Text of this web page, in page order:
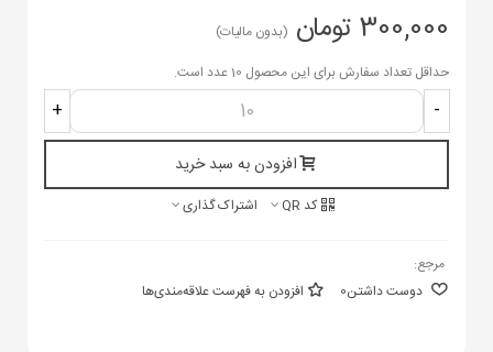
300,000 تومان
(بدون مالیات)
حداقل تعداد سفارش برای این محصول 10 عدد است.
-
+
افزودن به سبد خرید
کد QR اشتراک گذاری
مرجع:
دوست داشتن0 افزودن به فهرست علاقه‌مندی‌ها